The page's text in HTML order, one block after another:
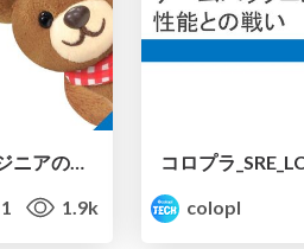
ゲームを支えるバックエンドエンジニアのリアルを公開！
1 1.9k
colopl